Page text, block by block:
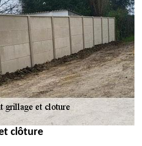
clôture